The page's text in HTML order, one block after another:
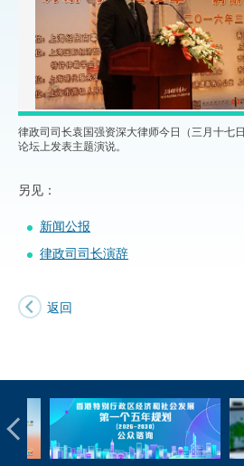
律政司司长袁国强资深大律师今日（三月十七
论坛上发表主题演说。
另见：
新闻公报
律政司司长演辞
返回